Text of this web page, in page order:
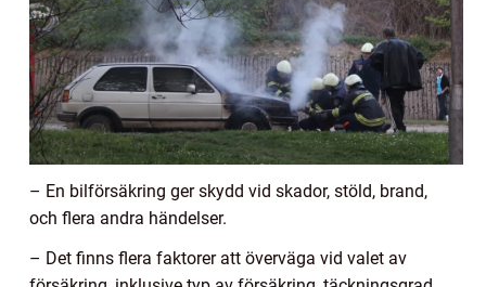
– En bilförsäkring ger skydd vid skador, stöld, brand,
och flera andra händelser.
– Det finns flera faktorer att överväga vid valet av